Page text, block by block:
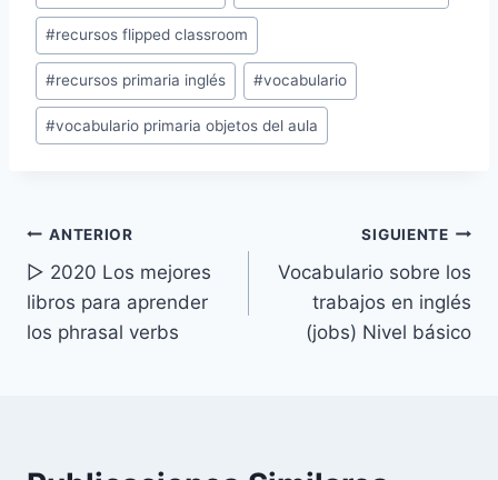
#recursos flipped classroom
#recursos primaria inglés #vocabulario
#vocabulario primaria objetos del aula
Navegación
de
entradas
ANTERIOR
▷ 2020 Los mejores
libros para aprender
los phrasal verbs
SIGUIENTE
Vocabulario sobre los
trabajos en inglés
(jobs) Nivel básico